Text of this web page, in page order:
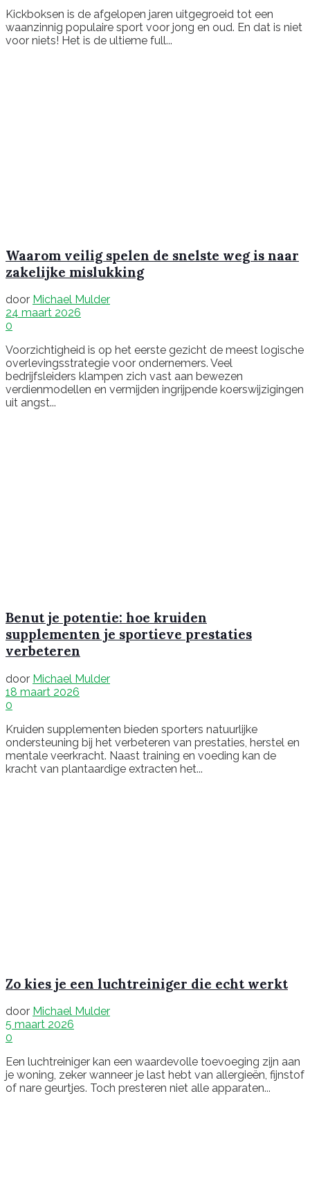
Kickboksen is de afgelopen jaren uitgegroeid tot een
waanzinnig populaire sport voor jong en oud. En dat is niet
voor niets! Het is de ultieme full...
Waarom veilig spelen de snelste weg is naar
zakelijke mislukking
door Michael Mulder
24 maart 2026
0
Voorzichtigheid is op het eerste gezicht de meest logische
overlevingsstrategie voor ondernemers. Veel
bedrijfsleiders klampen zich vast aan bewezen
verdienmodellen en vermijden ingrijpende koerswijzigingen
uit angst...
Benut je potentie: hoe kruiden
supplementen je sportieve prestaties
verbeteren
door Michael Mulder
18 maart 2026
0
Kruiden supplementen bieden sporters natuurlijke
ondersteuning bij het verbeteren van prestaties, herstel en
mentale veerkracht. Naast training en voeding kan de
kracht van plantaardige extracten het...
Zo kies je een luchtreiniger die echt werkt
door Michael Mulder
5 maart 2026
0
Een luchtreiniger kan een waardevolle toevoeging zijn aan
je woning, zeker wanneer je last hebt van allergieën, fijnstof
of nare geurtjes. Toch presteren niet alle apparaten...